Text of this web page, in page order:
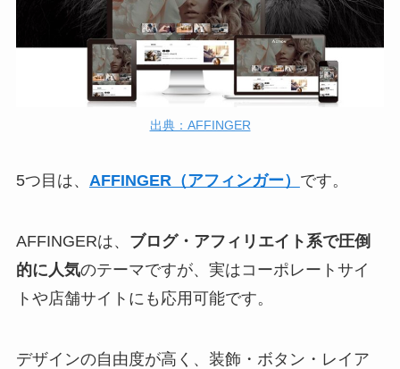
出典：AFFINGER
5つ目は、 AFFINGER（アフィンガー） です。
AFFINGERは、 ブログ・アフィリエイト系で圧倒
的に人気のテーマですが、実はコーポレートサイ
トや店舗サイトにも応用可能です。
デザインの自由度が高く、装飾・ボタン・レイア